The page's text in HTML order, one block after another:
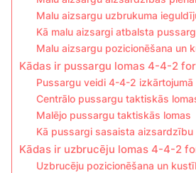
Malu aizsargu uzbrukuma
Kā malu aizsargi atbalsta
Malu aizsargu pozicionēšana un
Kādas ir pussargu lomas 4-4-2
Pussargu veidi 4-4-2 izkārtojumā
Centrālo pussargu taktiskās
Malējo pussargu taktiskās lomas
Kā pussargi sasaista aizsardzību
Kādas ir uzbrucēju lomas 4-4-2
Uzbrucēju pozicionēšana un